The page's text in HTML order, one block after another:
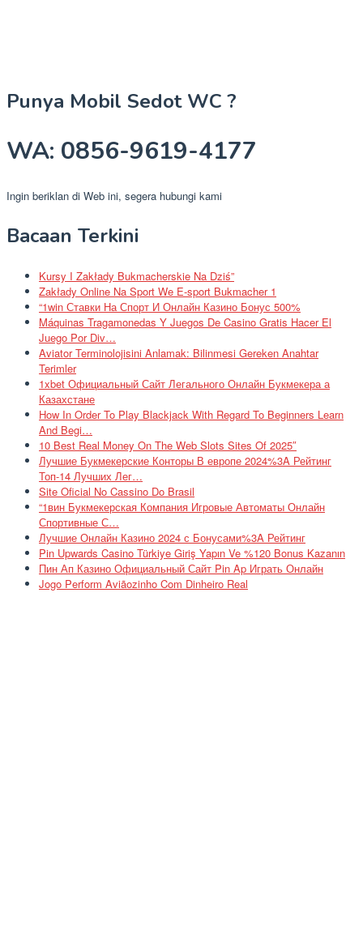
Punya Mobil Sedot WC ?
WA: 0856-9619-4177
Ingin beriklan di Web ini, segera hubungi kami
Bacaan Terkini
Kursy I Zakłady Bukmacherskie Na Dziś”
Zakłady Online Na Sport We E-sport Bukmacher 1
“1win Ставки На Спорт И Онлайн Казино Бонус 500%
Máquinas Tragamonedas Y Juegos De Casino Gratis Hacer El
Juego Por Div…
Aviator Terminolojisini Anlamak: Bilinmesi Gereken Anahtar
Terimler
1xbet Официальный Сайт Легального Онлайн Букмекера а
Казахстане
How In Order To Play Blackjack With Regard To Beginners Learn
And Begi…
10 Best Real Money On The Web Slots Sites Of 2025″
Лучшие Букмекерские Конторы В европе 2024%3A Рейтинг
Топ-14 Лучших Лег…
Site Oficial No Cassino Do Brasil
“1вин Букмекерская Компания Игровые Автоматы Онлайн
Спортивные С…
Лучшие Онлайн Казино 2024 с Бонусами%3A Рейтинг
Pin Upwards Casino Türkiye Giriş Yapın Ve %120 Bonus Kazanın
Пин Ап Казино Официальный Сайт Pin Ap Играть Онлайн
Jogo Perform Aviãozinho Com Dinheiro Real